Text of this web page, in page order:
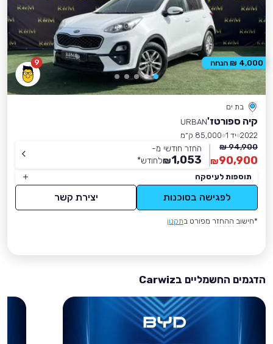
9
בת ים
קיה ספורטז'URBAN
2022 יד 1
85,000 ק״מ
94,900 ₪
90,900
₪
החזר חודשי מ-
1,053
₪לחודש*
תוספות לעיסקה
לפגישה בסוכנות יצירת קשר
*חישוב ההחזר מפורט בתקנון
4,000 ₪ הנחה
הדגמים החשמליים בCarwiz